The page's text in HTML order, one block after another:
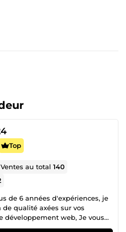
Top
Ventes au total140
de 6 années d'expériences, je
qualité axées sur vos
développement web, Je vous
de votre site web, Vitrine,